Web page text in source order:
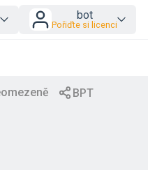
bot
Pořiďte si licenci